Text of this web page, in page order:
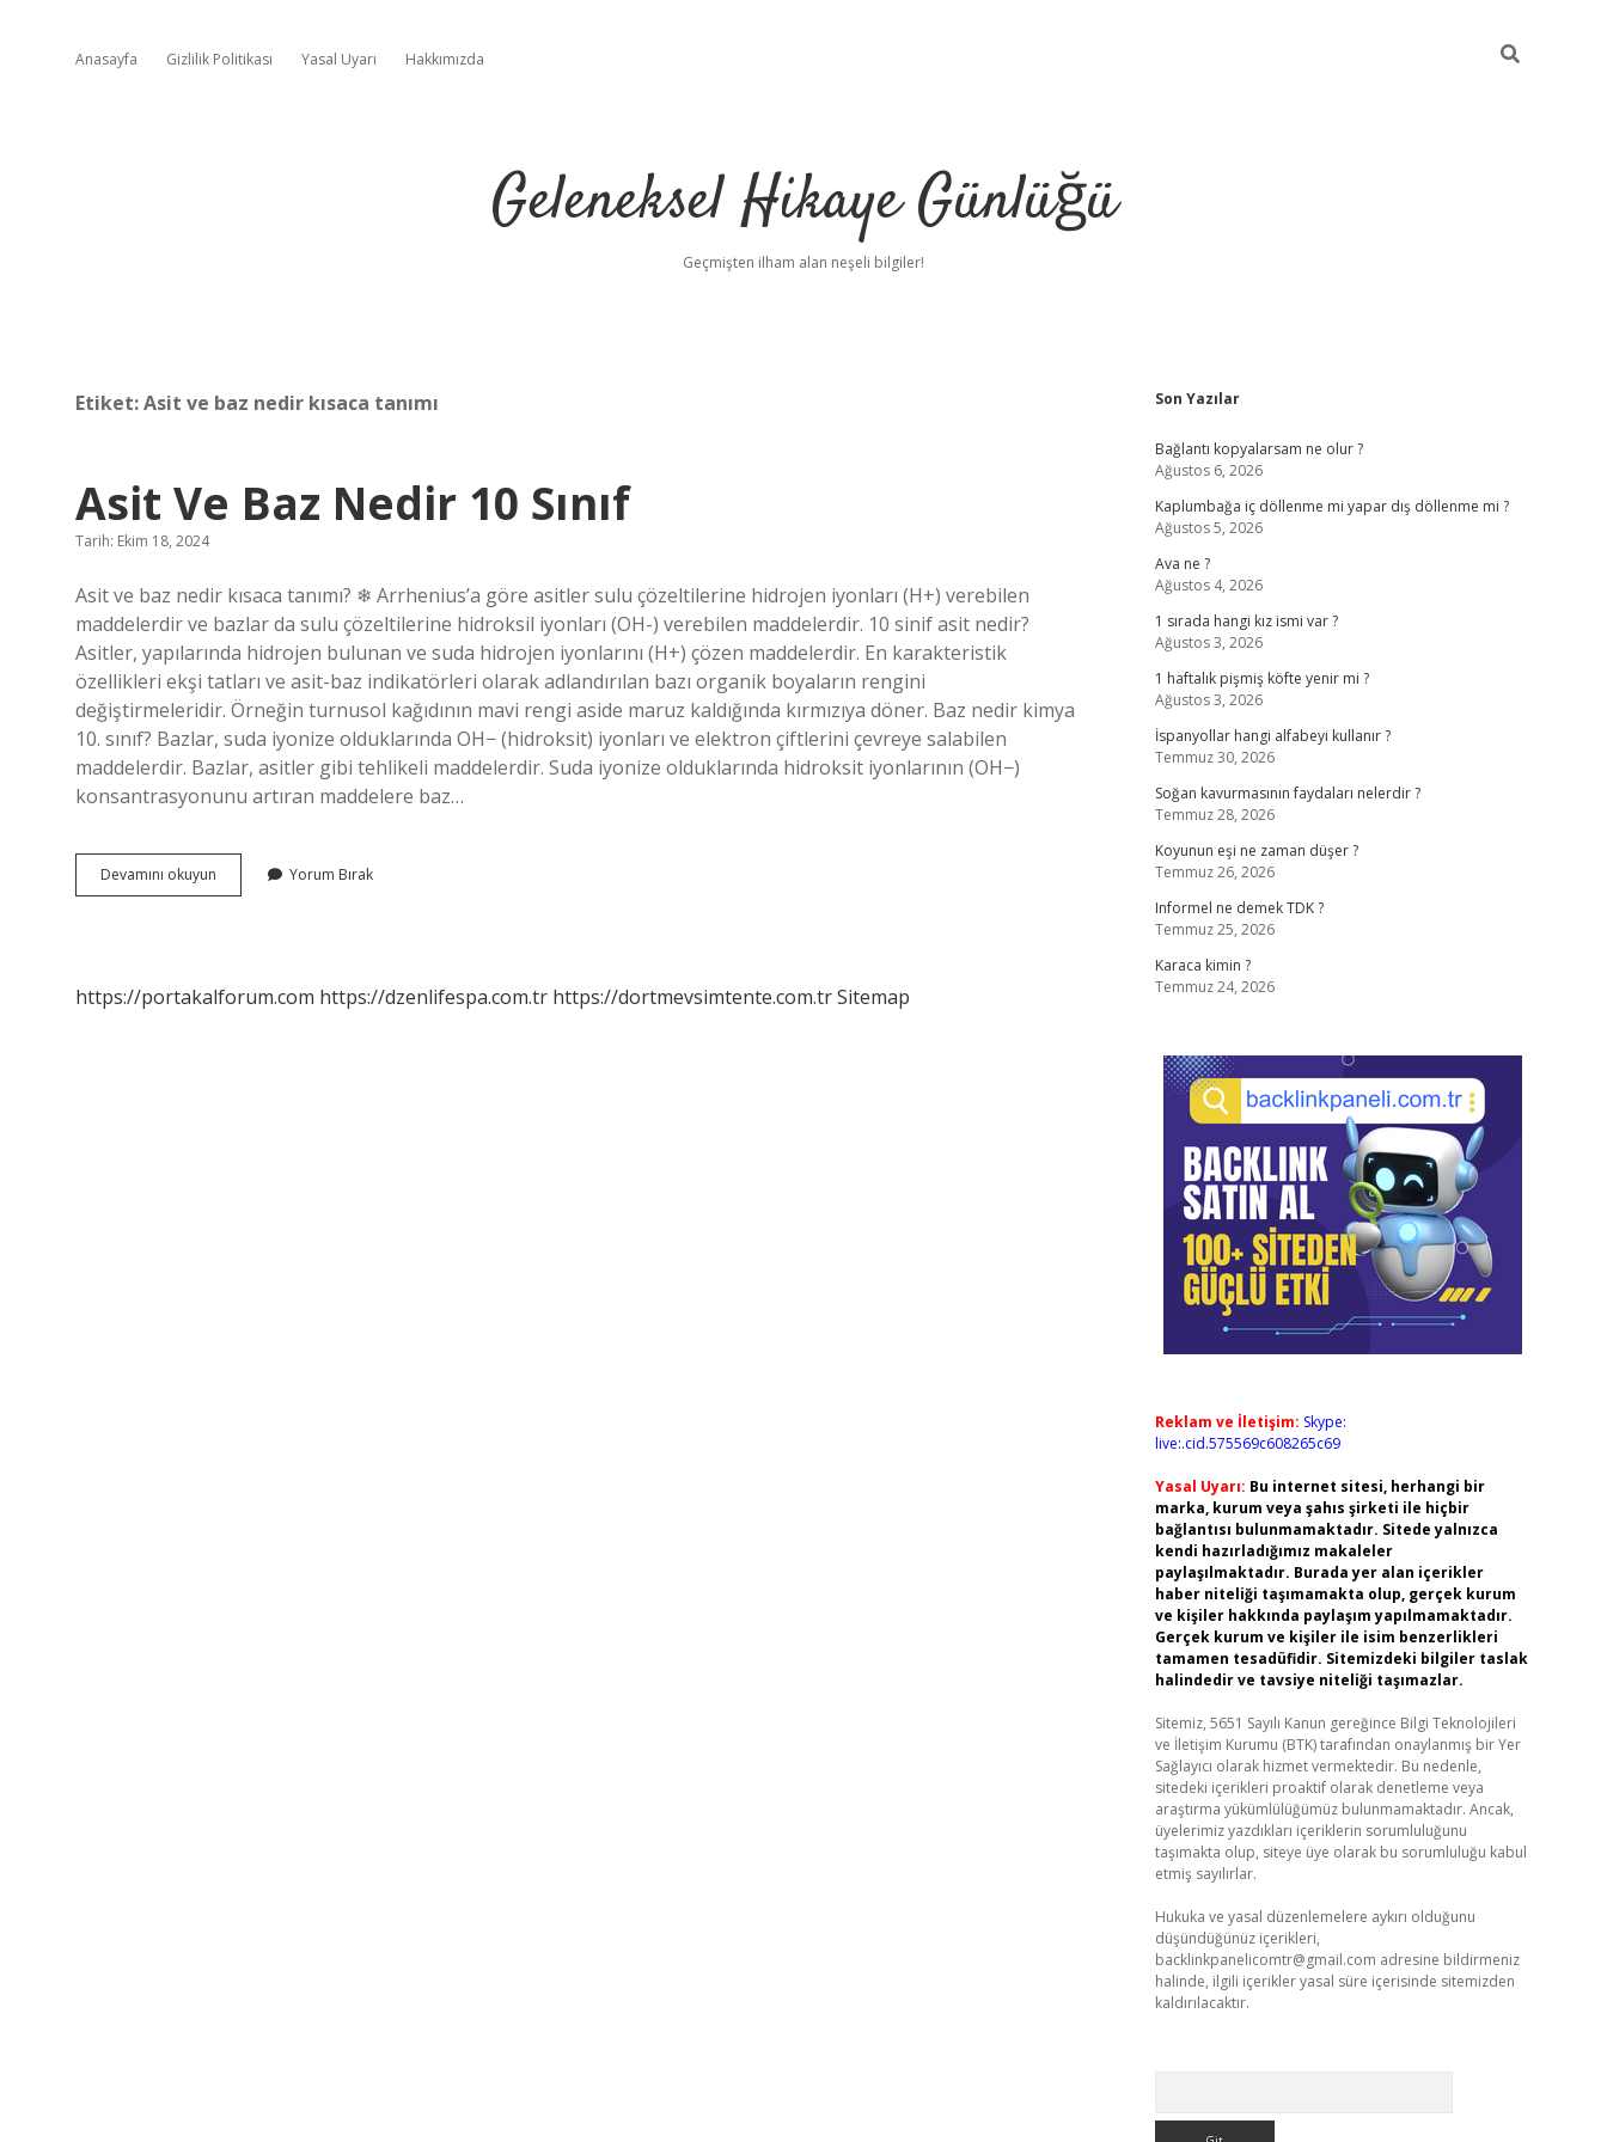
Anasayfa Gizlilik Politikası Yasal Uyarı Hakkımızda
Geleneksel Hikaye Günlüğü
Geçmişten ilham alan neşeli bilgiler!
Etiket:Asit ve baz nedir kısaca tanımı
Asit Ve Baz Nedir 10 Sınıf
Tarih: Ekim 18, 2024
Asit ve baz nedir kısaca tanımı? ❄ Arrhenius’a göre asitler sulu çözeltilerine hidrojen iyonları (H+) verebilen
maddelerdir ve bazlar da sulu çözeltilerine hidroksil iyonları (OH-) verebilen maddelerdir. 10 sinif asit nedir?
Asitler, yapılarında hidrojen bulunan ve suda hidrojen iyonlarını (H+) çözen maddelerdir. En karakteristik
özellikleri ekşi tatları ve asit-baz indikatörleri olarak adlandırılan bazı organik boyaların rengini
değiştirmeleridir. Örneğin turnusol kağıdının mavi rengi aside maruz kaldığında kırmızıya döner. Baz nedir kimya
10. sınıf? Bazlar, suda iyonize olduklarında OH− (hidroksit) iyonları ve elektron çiftlerini çevreye salabilen
maddelerdir. Bazlar, asitler gibi tehlikeli maddelerdir. Suda iyonize olduklarında hidroksit iyonlarının (OH−)
konsantrasyonunu artıran maddelere baz…
Devamını okuyun
Ve
Yorum Bırak
https://portakalforum.com https://dzenlifespa.com.tr https://dortmevsimtente.com.trSitemap
Sidebar
Son Yazılar
Bağlantı kopyalarsam ne olur ?
Ağustos 6, 2026
Kaplumbağa iç döllenme mi yapar dış döllenme mi ?
Ağustos 5, 2026
Ava ne ?
Ağustos 4, 2026
1 sırada hangi kız ismi var ?
Ağustos 3, 2026
1 haftalık pişmiş köfte yenir mi ?
Ağustos 3, 2026
İspanyollar hangi alfabeyi kullanır ?
Temmuz 30, 2026
Soğan kavurmasının faydaları nelerdir ?
Temmuz 28, 2026
Koyunun eşi ne zaman düşer ?
Temmuz 26, 2026
Informel ne demek TDK ?
Temmuz 25, 2026
Karaca kimin ?
Temmuz 24, 2026
Reklam ve İletişim: Skype:
live:.cid.575569c608265c69
Yasal Uyarı: Bu internet sitesi, herhangi bir
marka, kurum veya şahıs şirketi ile hiçbir
bağlantısı bulunmamaktadır. Sitede yalnızca
kendi hazırladığımız makaleler
paylaşılmaktadır. Burada yer alan içerikler
haber niteliği taşımamakta olup, gerçek kurum
ve kişiler hakkında paylaşım yapılmamaktadır.
Gerçek kurum ve kişiler ile isim benzerlikleri
tamamen tesadüfidir. Sitemizdeki bilgiler taslak
halindedir ve tavsiye niteliği taşımazlar.
Sitemiz, 5651 Sayılı Kanun gereğince Bilgi Teknolojileri
ve İletişim Kurumu (BTK) tarafından onaylanmış bir Yer
Sağlayıcı olarak hizmet vermektedir. Bu nedenle,
sitedeki içerikleri proaktif olarak denetleme veya
araştırma yükümlülüğümüz bulunmamaktadır. Ancak,
üyelerimiz yazdıkları içeriklerin sorumluluğunu
taşımakta olup, siteye üye olarak bu sorumluluğu kabul
etmiş sayılırlar.
Hukuka ve yasal düzenlemelere aykırı olduğunu
düşündüğünüz içerikleri,
backlinkpanelicomtr@gmail.com adresine bildirmeniz
halinde, ilgili içerikler yasal süre içerisinde sitemizden
kaldırılacaktır.